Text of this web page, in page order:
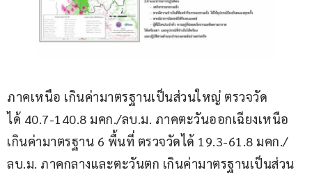
ภาคเหนือ เกินค่ามาตรฐานเป็นส่วนใหญ่ ตรวจวัด
ได้ 40.7-140.8 มคก./ลบ.ม. ภาคตะวันออกเฉียงเหนือ
เกินค่ามาตรฐาน 6 พื้นที่ ตรวจวัดได้ 19.3-61.8 มคก./
ลบ.ม. ภาคกลางและตะวันตก เกินค่ามาตรฐานเป็นส่วน